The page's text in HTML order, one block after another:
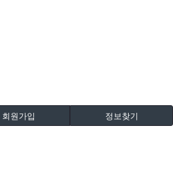
회원가입 정보찾기